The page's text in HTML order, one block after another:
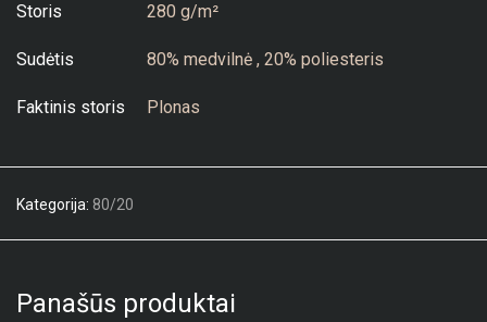
Storis 280 g/m²
Sudėtis 80% medvilnė , 20% poliesteris
Faktinis storis Plonas
Kategorija: 80/20
Panašūs produktai